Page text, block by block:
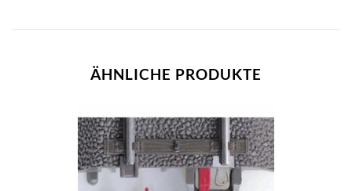
ÄHNLICHE PRODUKTE